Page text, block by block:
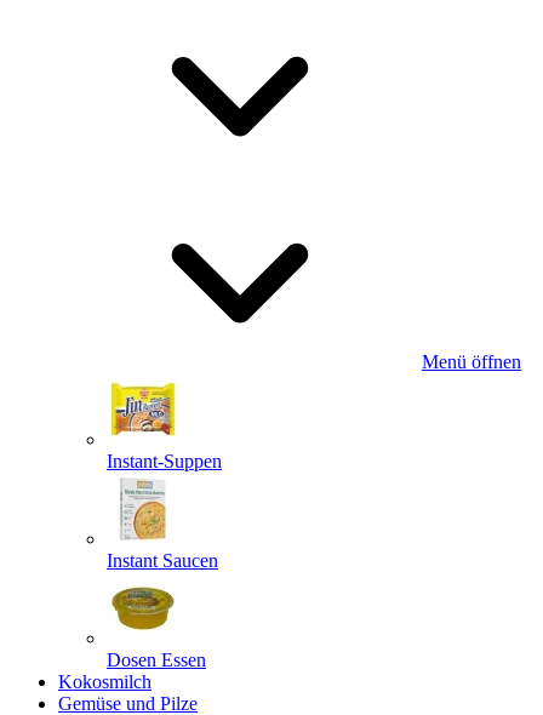
Menü öffnen
Instant-Suppen
Instant Saucen
Dosen Essen
Kokosmilch
Gemüse und Pilze